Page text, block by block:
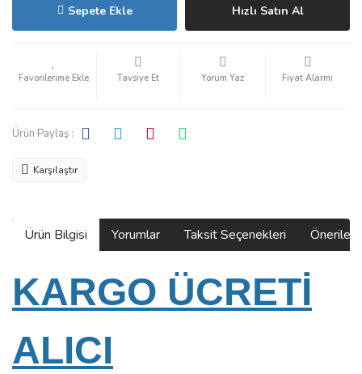
Sepete Ekle Hızlı Satın Al
Tavsiye Et Yorum Yaz Fiyat Alarmı
Ürün Paylaş :
Karşılaştır
Ürün Bilgisi Yorumlar Taksit Seçenekleri
KARGO ÜCRETİ
ALICI